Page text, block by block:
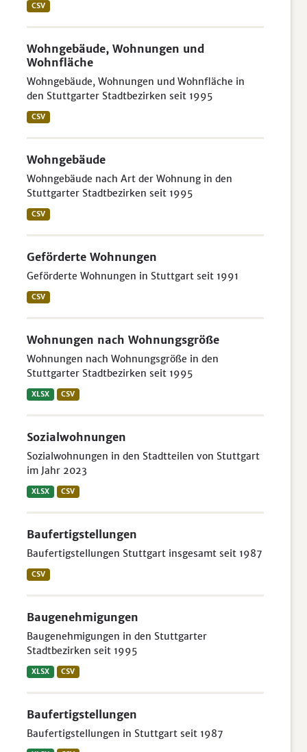
CSV
Wohngebäude, Wohnungen und
Wohnfläche
Wohngebäude, Wohnungen und Wohnfläche in
den Stuttgarter Stadtbezirken seit 1995
CSV
Wohngebäude
Wohngebäude nach Art der Wohnung in den
Stuttgarter Stadtbezirken seit 1995
CSV
Geförderte Wohnungen
Geförderte Wohnungen in Stuttgart seit 1991
CSV
Wohnungen nach Wohnungsgröße
Wohnungen nach Wohnungsgröße in den
Stuttgarter Stadtbezirken seit 1995
XLSX CSV
Sozialwohnungen
Sozialwohnungen in den Stadtteilen von Stuttgart
im Jahr 2023
XLSX CSV
Baufertigstellungen
Baufertigstellungen Stuttgart insgesamt seit 1987
CSV
Baugenehmigungen
Baugenehmigungen in den Stuttgarter
Stadtbezirken seit 1995
XLSX CSV
Baufertigstellungen
Baufertigstellungen in Stuttgart seit 1987